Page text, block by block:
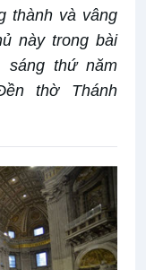
thành và vâng
này trong bài
sáng thứ năm
thờ Thánh